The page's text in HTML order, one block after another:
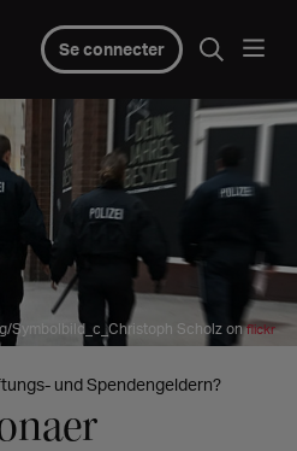
Se connecter
Symbolbild_c_Christoph Scholz onflickr
und Spendengeldern?